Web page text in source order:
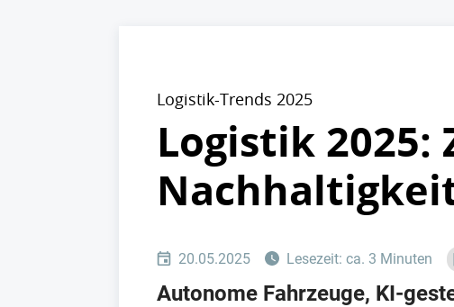
Logistik-Trends 2025
Logistik
20.05.2025 Lesezeit: ca. 3 Minuten
Autonome Fahrzeuge, KI-